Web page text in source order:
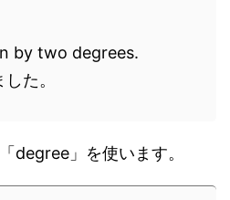
by two degrees.
た。
degree」を使います。